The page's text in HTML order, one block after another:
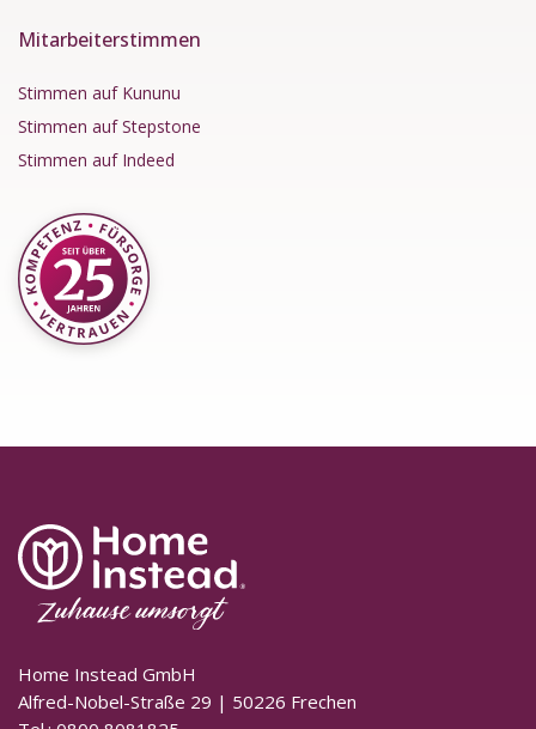
Mitarbeiterstimmen
Stimmen auf Kununu
Stimmen auf Stepstone
Stimmen auf Indeed
Home Instead GmbH
Alfred-Nobel-Straße 29 | 50226 Frechen